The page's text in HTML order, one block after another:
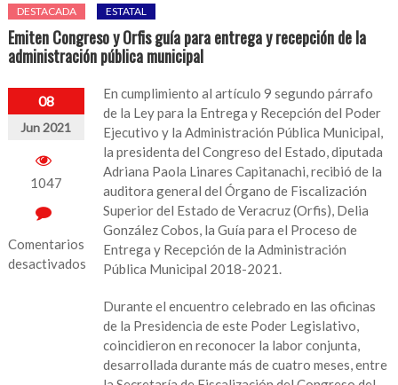
DESTACADA ESTATAL
Emiten Congreso y Orfis guía para entrega y recepción de la
administración pública municipal
08
Jun 2021
1047
Comentarios
desactivados
En cumplimiento al artículo 9 segundo párrafo
de la Ley para la Entrega y Recepción del Poder
Ejecutivo y la Administración Pública Municipal,
la presidenta del Congreso del Estado, diputada
Adriana Paola Linares Capitanachi, recibió de la
auditora general del Órgano de Fiscalización
Superior del Estado de Veracruz (Orfis), Delia
González Cobos, la Guía para el Proceso de
Entrega y Recepción de la Administración
Pública Municipal 2018-2021.
Durante el encuentro celebrado en las oficinas
de la Presidencia de este Poder Legislativo,
coincidieron en reconocer la labor conjunta,
desarrollada durante más de cuatro meses, entre